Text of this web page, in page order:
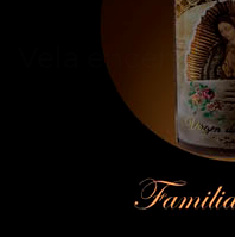
Vela encendida